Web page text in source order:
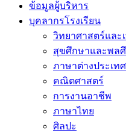
ข้อมูลผู้บริหาร
บุคลากรโรงเรียน
วิทยาศาสตร์และ
สุขศึกษาและพล
ภาษาต่างประเทศ
คณิตศาสตร์
การงานอาชีพ
ภาษาไทย
ศิลปะ